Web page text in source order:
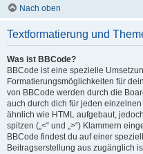
Nach oben
Textformatierung und
Was ist BBCode?
BBCode ist eine spezielle
Formatierungsmöglichkeiten für
von BBCode werden durch die
auch durch dich für jeden
ähnlich wie HTML aufgebaut,
spitzen („<“ und „>“) Klammern
BBCode findest du auf einer
Beitragserstellung aus zugänglich